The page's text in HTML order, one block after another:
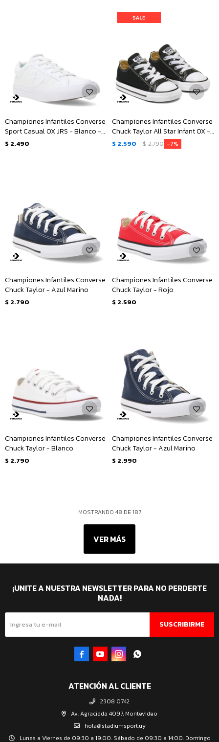
Championes Infantiles Converse
Sport Casual OX JRS - Blanco -
Gris
$ 2.490
Championes Infantiles Converse
Chuck Taylor All Star Infant OX -
Negro
$ 2.590 $2.790 7
Championes Infantiles Converse
Chuck Taylor - Azul Marino
$ 2.790
Championes Infantiles Converse
Chuck Taylor - Rojo
$ 2.590
Championes Infantiles Converse
Chuck Taylor - Blanco
$ 2.790
Championes Infantiles Converse
Chuck Taylor - Azul Marino
$ 2.990
MOSTRANDO 48 DE187
VER MÁS
ATENCIÓN AL CLIENTE
2308 0742
Av. Agraciada 4097, Montevideo
hola@stadiumsport.uy
Lunes a Viernes de 09:30 a 19:00. Sábado de 09:30 a 14:00. Domingo
¡UNITE A NUESTRA NEWSLETTER PARA NO PERDERTE
NADA!
SUSCRIBIRME
   